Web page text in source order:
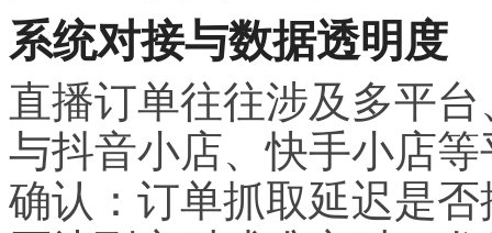
系统对接与数据透明度
直播订单往往涉及多平
与抖音小店、快手小店
确认：订单抓取延迟是